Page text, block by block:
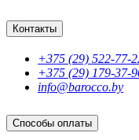
Контакты
+375 (29) 522-77-
+375 (29) 179-37-
info@barocco.by
Способы оплаты